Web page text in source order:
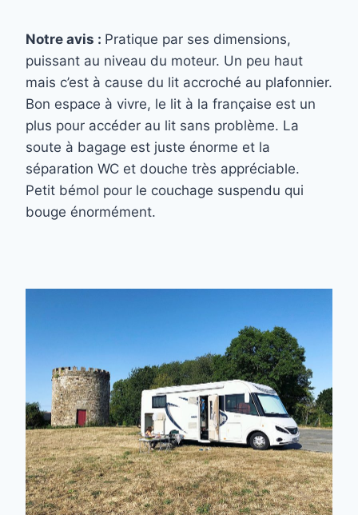
Notre avis : Pratique par ses dimensions,
puissant au niveau du moteur. Un peu haut
mais c’est à cause du lit accroché au plafonnier.
Bon espace à vivre, le lit à la française est un
plus pour accéder au lit sans problème. La
soute à bagage est juste énorme et la
séparation WC et douche très appréciable.
Petit bémol pour le couchage suspendu qui
bouge énormément.